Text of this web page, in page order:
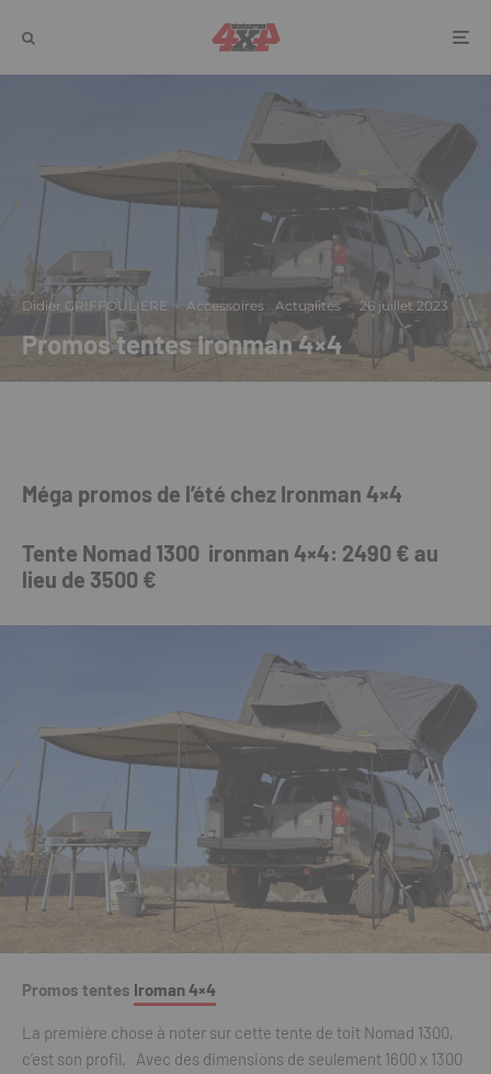
Didier GRIFFOULIERE · Accessoires Actualités · 26 juillet 2023
Promos tentes Ironman 4×4
Méga promos de l’été chez Ironman 4×4
Tente Nomad 1300 ironman 4×4: 2490 € au
lieu de 3500 €
Promos tentes Iroman 4×4
La première chose à noter sur cette tente de toit Nomad 1300,
c’est son profil. Avec des dimensions de seulement 1600 x 1300